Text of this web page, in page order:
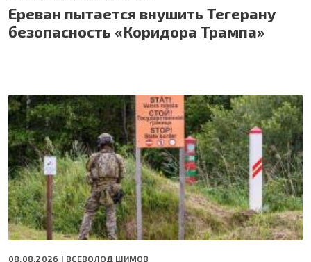
Ереван пытается внушить Тегерану
безопасность «Коридора Трампа»
08.08.2026 | ВСЕВОЛОД ШИМОВ